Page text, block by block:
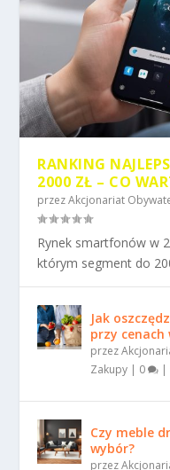
RANKING
2000 ZŁ – CO
przezAkcjonariat
Rynek smartfonów w
którym segment do
Jak
przy cenach
przez
Zakupy | 0 |
Czy meble
wybór?
przez